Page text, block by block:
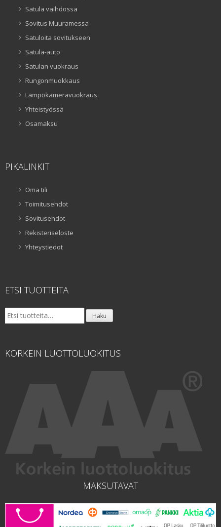
Satula vaihdossa
Sovitus Muuramessa
Satuloita sovitukseen
Satula-auto
Satulan vuokraus
Rungonmuokkaus
Lämpökameravuokraus
Yhteistyössä
Osamaksu
PIKALINKIT
Oma tili
Toimitusehdot
Sovitusehdot
Rekisteriseloste
Yhteystiedot
ETSI TUOTTEITA
Etsi: Haku
KORKEIN LUOTTOLUOKITUS
MAKSUTAVAT